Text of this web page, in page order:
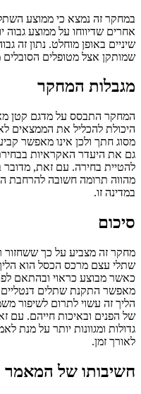
שיניים באופן מוחלט. נתון זה
שמותקן אצל מטופלים הסובלים
מגבלות המחקר
המחקר התבסס על מדגם קטן
היכולת להכליל את הממצאים
מסוג חתך ולכן אינו מאפשר
גם את היעדר האקראיות
להטיית בחירה. עם זאת, מדובר
מהווה תרומה חשובה להרחבת
במדינה זו.
סיכום
מחקר זה מצביע על כך ששחזור
שתלי עצם מרכס הכסל הוא הליך
כאשר מבוצע כראוי ובהתאם
מאפשר התקנת שתלים דנטליים
הליך זה עשוי לתרום לשיפור
של הפנים ובאיכות חייהם. עם
גדולות ומגוונות יותר על
לאורך זמן.
חשיבותו של המאמר